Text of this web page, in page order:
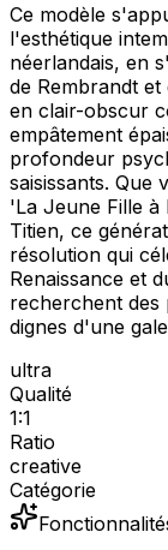
Ce modèle
l'esthétique
néerlandais, en
de Rembrandt et
en clair-obscur
empâtement
profondeur
saisissants. Que
'La Jeune Fille
Titien, ce
résolution qui
Renaissance et
recherchent des
dignes d'une
ultra
Qualité
1:1
Ratio
creative
Catégorie